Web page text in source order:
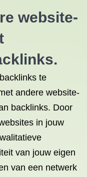
website-
te
andere website-
backlinks. Door
in jouw
van jouw eigen
van een netwerk